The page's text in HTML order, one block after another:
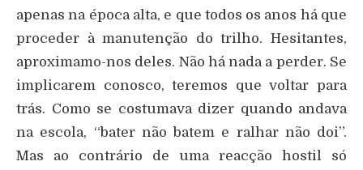
apenas na época alta, e que todos os anos há que
proceder à manutenção do trilho. Hesitantes,
aproximamo-nos deles. Não há nada a perder. Se
implicarem conosco, teremos que voltar para
trás. Como se costumava dizer quando andava
na escola, “bater não batem e ralhar não doi”.
Mas ao contrário de uma reacção hostil só